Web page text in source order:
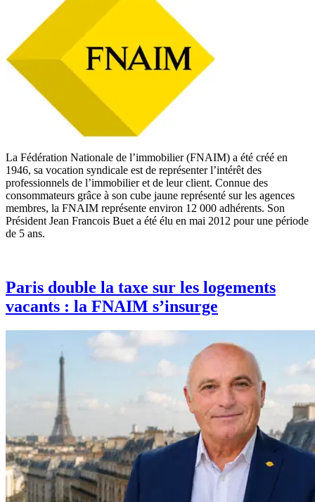
La Fédération Nationale de l’immobilier (FNAIM) a été créé en
1946, sa vocation syndicale est de représenter l’intérêt des
professionnels de l’immobilier et de leur client. Connue des
consommateurs grâce à son cube jaune représenté sur les agences
membres, la FNAIM représente environ 12 000 adhérents. Son
Président Jean Francois Buet a été élu en mai 2012 pour une période
de 5 ans.
Paris double la taxe sur les logements
vacants : la FNAIM s’insurge